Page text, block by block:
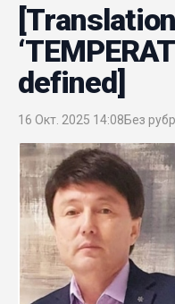
defined]
16 Окт. 2025 14:08Без